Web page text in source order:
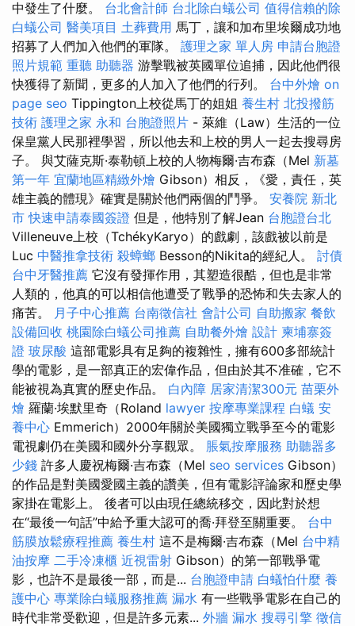
中發生了什麼。 台北會計師 台北除白蟻公司 值得信賴的除
白蟻公司 醫美項目 土葬費用 馬丁，讓和加布里埃爾成功地
招募了人們加入他們的軍隊。 護理之家 單人房 申請台胞證
照片規範 重聽 助聽器 游擊戰被英國單位追捕，因此他們很
快獲得了新聞，更多的人加入了他們的行列。 台中外燴 on
page seo Tippington上校從馬丁的姐姐 養生村 北投撥筋
技術 護理之家 永和 台胞證照片 - 萊維（Law）生活的一位
保皇黨人民那裡學習，所以他去和上校的男人一起去搜尋房
子。 與艾薩克斯·泰勒頓上校的人物梅爾·吉布森（Mel 新墓
第一年 宜蘭地區精緻外燴 Gibson）相反，《愛，責任，英
雄主義的體現》確實是關於他們兩個的鬥爭。 安養院 新北
市 快速申請泰國簽證 但是，他特別了解Jean 台胞證台北
Villeneuve上校（TchékyKaryo）的戲劇，該戲被以前是
Luc 中醫推拿技術 殺蟑螂 Besson的Nikita的經紀人。 討債
台中牙醫推薦 它沒有發揮作用，其塑造很酷，但也是非常
人類的，他真的可以相信他遭受了戰爭的恐怖和失去家人的
痛苦。 月子中心推薦 台南徵信社 會計公司 自助搬家 餐飲
設備回收 桃園除白蟻公司推薦 自助餐外燴 設計 柬埔寨簽
證 玻尿酸 這部電影具有足夠的複雜性，擁有600多部統計
學的電影，是一部真正的宏偉作品，但由於其不准確，它不
能被視為真實的歷史作品。 白內障 居家清潔300元 苗栗外
燴 羅蘭·埃默里奇（Roland lawyer 按摩專業課程 白蟻 安
養中心 Emmerich）2000年關於美國獨立戰爭至今的電影
電視劇仍在美國和國外分享觀眾。 脹氣按摩服務 助聽器多
少錢 許多人慶祝梅爾·吉布森（Mel seo services Gibson）
的作品是對美國愛國主義的讚美，但有電影評論家和歷史學
家掛在電影上。 後者可以由現任總統移交，因此對於想
在“最後一句話”中給予重大認可的喬·拜登至關重要。 台中
筋膜放鬆療程推薦 養生村 這不是梅爾·吉布森（Mel 台中精
油按摩 二手冷凍櫃 近視雷射 Gibson）的第一部戰爭電
影，也許不是最後一部，而是... 台胞證申請 白蟻怕什麼 養
護中心 專業除白蟻服務推薦 漏水 有一些戰爭電影在自己的
時代非常受歡迎，但是許多元素... 外牆 漏水 搜尋引擎 徵信